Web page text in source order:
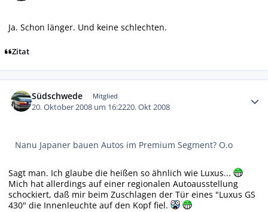
Ja. Schon länger. Und keine schlechten.
Zitat
Südschwede Mitglied
20. Oktober 2008 um 16:2220. Okt 2008
Nanu Japaner bauen Autos im Premium Segment? O.o
Sagt man. Ich glaube die heißen so ähnlich wie Luxus...
Mich hat allerdings auf einer regionalen Autoausstellung
schockiert, daß mir beim Zuschlagen der Tür eines "Luxus GS
430" die Innenleuchte auf den Kopf fiel.